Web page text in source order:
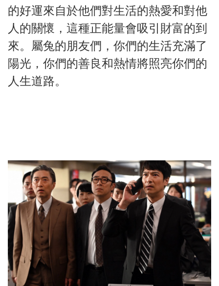
的好運來自於他們對生活的熱愛和對他
人的關懷，這種正能量會吸引財富的到
來。屬兔的朋友們，你們的生活充滿了
陽光，你們的善良和熱情將照亮你們的
人生道路。